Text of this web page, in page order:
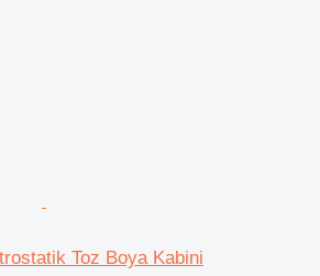
Toz Boya Kabini